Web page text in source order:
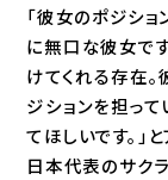
「彼女のポジショ
に無口な彼女で
けてくれる存在
ジションを担っ
てほしいです。」
日本代表のサク